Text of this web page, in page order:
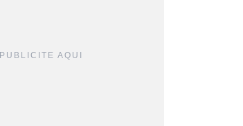
PUBLICITE AQUI